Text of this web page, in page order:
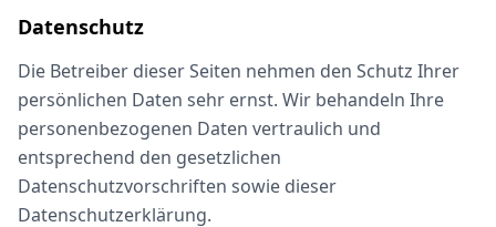
Datenschutz
Die Betreiber dieser Seiten nehmen den Schutz Ihrer
persönlichen Daten sehr ernst. Wir behandeln Ihre
personenbezogenen Daten vertraulich und
entsprechend den gesetzlichen
Datenschutzvorschriften sowie dieser
Datenschutzerklärung.